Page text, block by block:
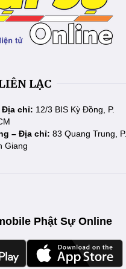
LẠC
Địa chỉ: 12/3 BIS Kỳ Đồng, P.
– Địa chỉ: 83 Quang Trung, P.
Giang
Phật Sự Online